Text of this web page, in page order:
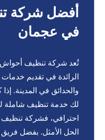
أفضل شركة
في عجمان
تُعد شركة تنظيف
الرائدة في تقديم
والحدائق في المدينة.
لك خدمة تنظيف شاملة
احترافي، فشركة
الحل الأمثل. بفضل